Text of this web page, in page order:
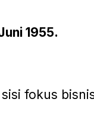
1955.
fokus